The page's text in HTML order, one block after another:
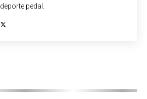
deporte pedal.